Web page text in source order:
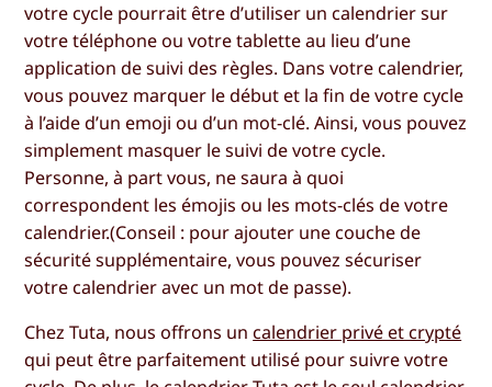
votre cycle pourrait être d’utiliser un calendrier sur
votre téléphone ou votre tablette au lieu d’une
application de suivi des règles. Dans votre calendrier,
vous pouvez marquer le début et la fin de votre cycle
à l’aide d’un emoji ou d’un mot-clé. Ainsi, vous pouvez
simplement masquer le suivi de votre cycle.
Personne, à part vous, ne saura à quoi
correspondent les émojis ou les mots-clés de votre
calendrier.(Conseil : pour ajouter une couche de
sécurité supplémentaire, vous pouvez sécuriser
votre calendrier avec un mot de passe).
Chez Tuta, nous offrons un calendrier privé et crypté
qui peut être parfaitement utilisé pour suivre votre